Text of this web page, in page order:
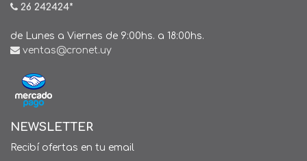
26 242424*
de Lunes a Viernes de 9:00hs. a 18:00hs.
ventas@cronet.uy
NEWSLETTER
Recibí ofertas en tu email